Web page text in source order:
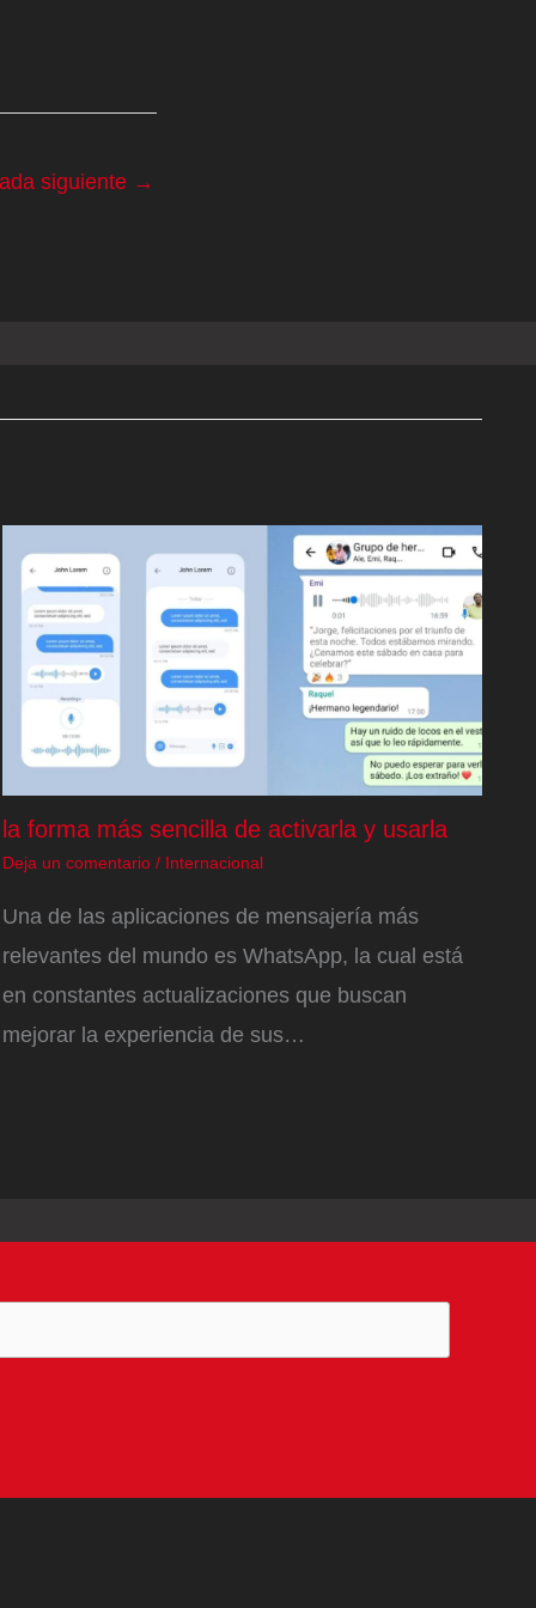
siguiente →
la forma más sencilla de activarla y usarla
Deja un comentario / Internacional
Una de las aplicaciones de mensajería más
relevantes del mundo es WhatsApp, la cual está
en constantes actualizaciones que buscan
mejorar la experiencia de sus…